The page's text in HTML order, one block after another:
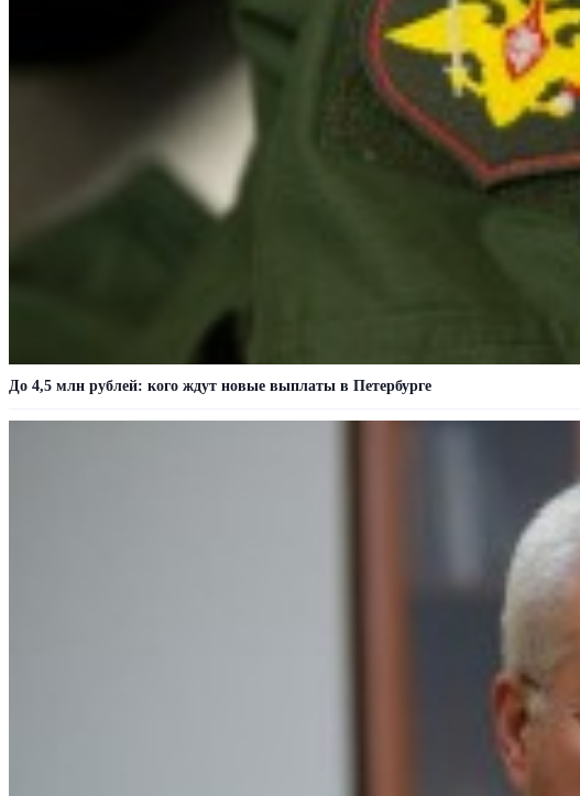
До 4,5 млн рублей: кого ждут новые выплаты в Петербурге